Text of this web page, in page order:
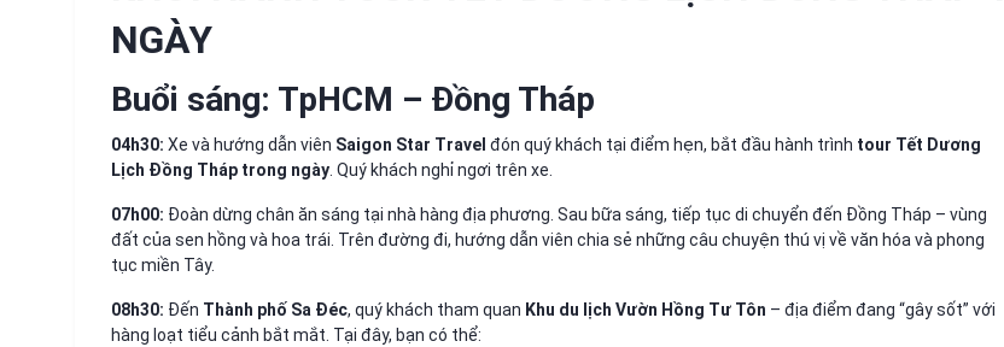
NGÀY
Buổi sáng: TpHCM – Đồng Tháp
04h30: Xe và hướng dẫn viên Saigon Star Travel đón quý khách tại điểm hẹn, bắt đầu hành trình tour Tết Dương
Lịch Đồng Tháp trong ngày. Quý khách nghỉ ngơi trên xe.
07h00: Đoàn dừng chân ăn sáng tại nhà hàng địa phương. Sau bữa sáng, tiếp tục di chuyển đến Đồng Tháp – vùng
đất của sen hồng và hoa trái. Trên đường đi, hướng dẫn viên chia sẻ những câu chuyện thú vị về văn hóa và phong
tục miền Tây.
08h30: Đến Thành phố Sa Đéc, quý khách tham quan Khu du lịch Vườn Hồng Tư Tôn – địa điểm đang “gây sốt” với
hàng loạt tiểu cảnh bắt mắt. Tại đây, bạn có thể: